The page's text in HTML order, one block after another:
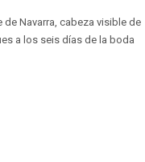
de Navarra, cabeza visible de
a los seis días de la boda